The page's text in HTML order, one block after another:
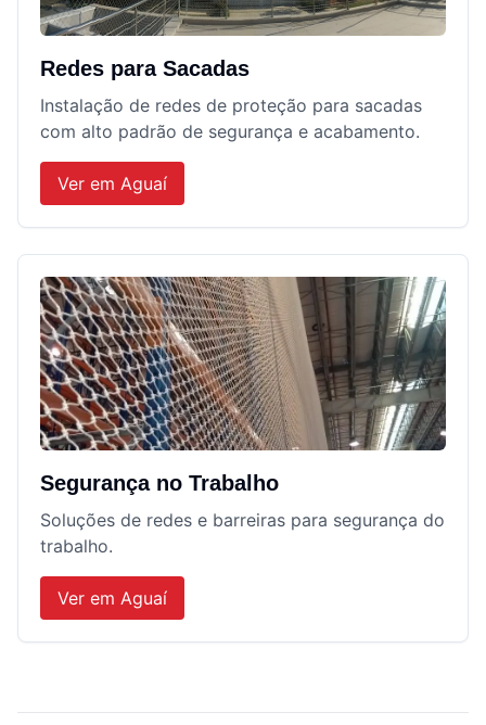
Redes para Sacadas
Instalação de redes de proteção para sacadas
com alto padrão de segurança e acabamento.
Ver em Aguaí
Segurança no Trabalho
Soluções de redes e barreiras para segurança do
trabalho.
Ver em Aguaí